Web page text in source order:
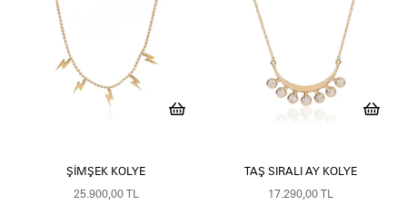
ŞIMŞEK KOLYE
25.900,00 TL
TAŞ SIRALI AY KOLYE
17.290,00 TL